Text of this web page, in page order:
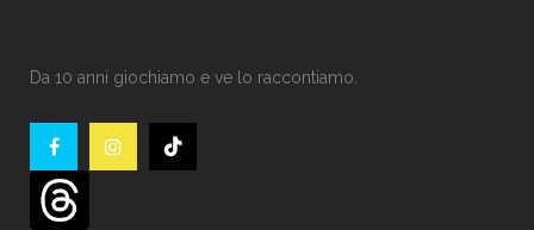
Da 10 anni giochiamo e ve lo raccontiamo.